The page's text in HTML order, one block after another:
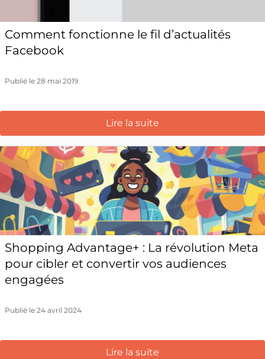
Comment fonctionne le fil d’actualités
Facebook
Publié le 28 mai 2019
Lire la suite
Shopping Advantage+ : La révolution Meta
pour cibler et convertir vos audiences
engagées
Publié le 24 avril 2024
Lire la suite